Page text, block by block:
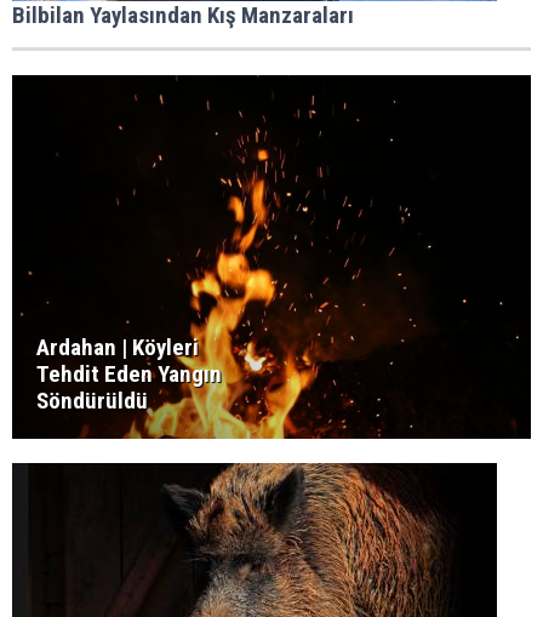
Bilbilan Yaylasından Kış Manzaraları
Ardahan | Köyleri
Tehdit Eden Yangın
Söndürüldü